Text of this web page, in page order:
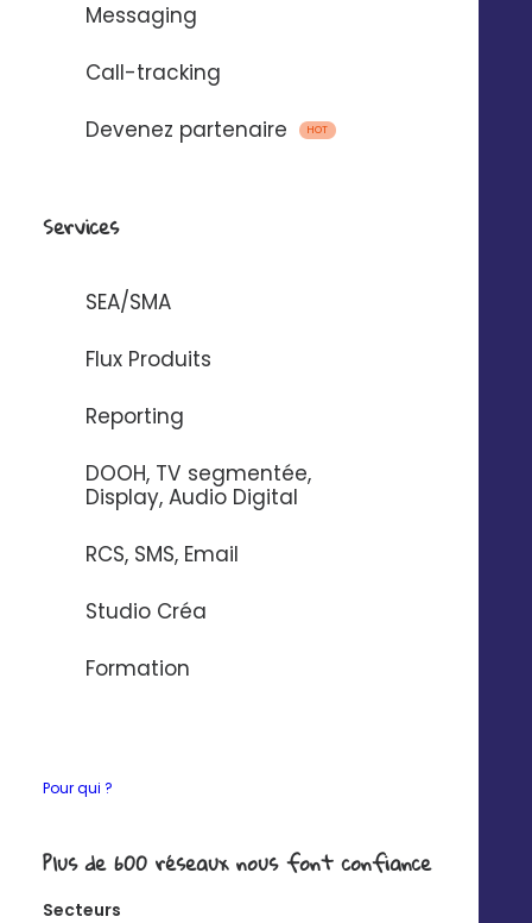
Messaging
Call-tracking
Devenez partenaire
HOT
Services
SEA/SMA
Flux Produits
Reporting
DOOH, TV segmentée,
Display, Audio Digital
RCS, SMS, Email
Studio Créa
Formation
Pour qui ?
Plus de 600 réseaux nous font confiance
Secteurs
DISPLAY, AUDIO DIGITAL
MESSAGING